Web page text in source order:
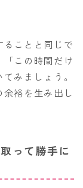
ことと同じで
この時間だけ
みましょう。
裕を生み出し
って勝手に